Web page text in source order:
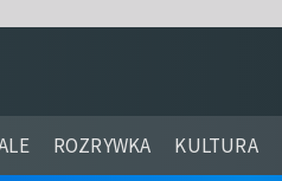
ROZRYWKA KULTURA